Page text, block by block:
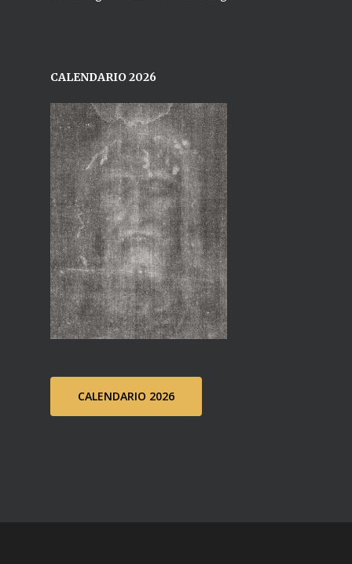
CALENDARIO 2026
CALENDARIO 2026